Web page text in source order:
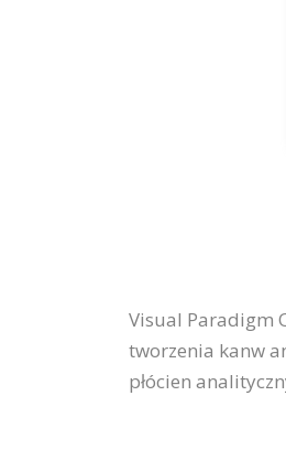
Visual Paradigm
tworzenia kanw
płócien